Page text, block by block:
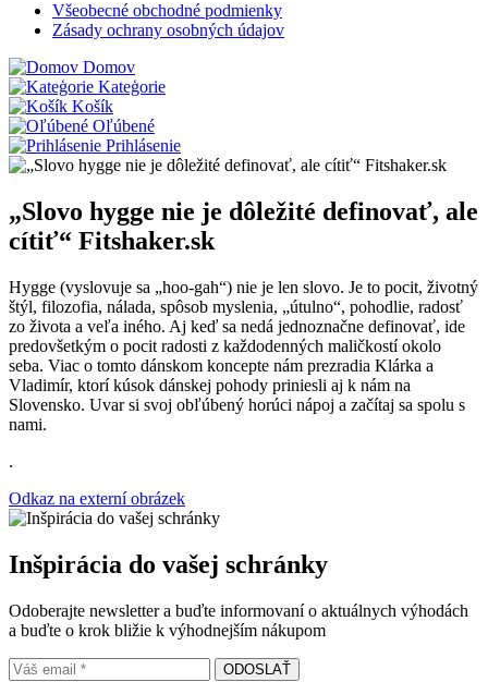
Všeobecné obchodné podmienky
Zásady ochrany osobných údajov
Domov
Kateģorie
Košík
Oľúbené
Prihlásenie
„Slovo hygge nie je dôležité definovať, ale
cítiť“ Fitshaker.sk
Hygge (vyslovuje sa „hoo-gah“) nie je len slovo. Je to pocit, životný
štýl, filozofia, nálada, spôsob myslenia, „útulno“, pohodlie, radosť
zo života a veľa iného. Aj keď sa nedá jednoznačne definovať, ide
predovšetkým o pocit radosti z každodenných maličkostí okolo
seba. Viac o tomto dánskom koncepte nám prezradia Klárka a
Vladimír, ktorí kúsok dánskej pohody priniesli aj k nám na
Slovensko. Uvar si svoj obľúbený horúci nápoj a začítaj sa spolu s
nami.
.
Odkaz na externí obrázek
Inšpirácia do vašej schránky
Odoberajte newsletter a buďte informovaní o aktuálnych výhodách
a buďte o krok bližie k výhodnejším nákupom